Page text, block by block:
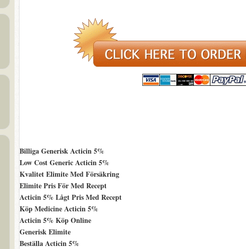
Billiga Generisk Acticin 5%
Low Cost Generic Acticin 5%
Kvalitet Elimite Med Försäkring
Elimite Pris För Med Recept
Acticin 5% Lågt Pris Med Recept
Köp Medicine Acticin 5%
Acticin 5% Köp Online
Generisk Elimite
Beställa Acticin 5%